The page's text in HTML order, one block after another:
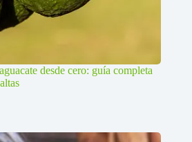
desde cero: guía completa